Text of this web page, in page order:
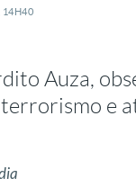
14H40
Auza,
e